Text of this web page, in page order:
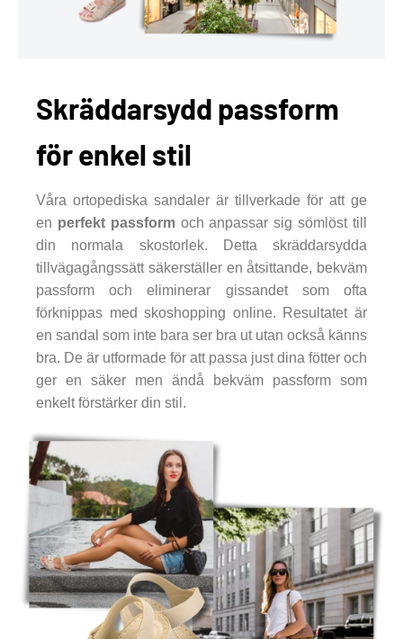
Skräddarsydd passform
för enkel stil
Våra ortopediska sandaler är tillverkade för att ge
en perfekt passformoch anpassar sig sömlöst till
din normala skostorlek. Detta skräddarsydda
tillvägagångssätt säkerställer en åtsittande, bekväm
passform och eliminerar gissandet som ofta
förknippas med skoshopping online. Resultatet är
en sandal som inte bara ser bra ut utan också känns
bra. De är utformade för att passa just dina fötter och
ger en säker men ändå bekväm passform som
enkelt förstärker din stil.